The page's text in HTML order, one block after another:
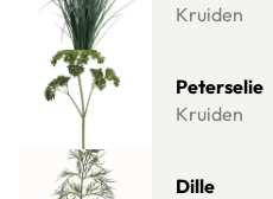
Kruiden
Peterselie
Kruiden
Lees meer over Peterselie
Dille
Lees meer over Dille